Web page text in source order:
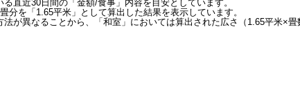
直近30日間の「金額/食事」内容を目安としています。
を「1.65平米」として算出した結果を表示しています。
が異なることから、「和室」においては算出された広さ（1.65平米×畳